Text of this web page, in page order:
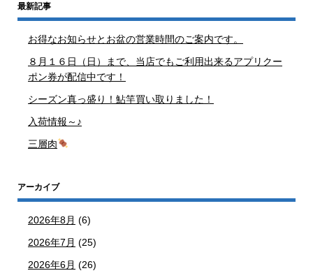
最新記事
お得なお知らせとお盆の営業時間のご案内です。
８月１６日（日）まで、当店でもご利用出来るアプリクー
ポン券が配信中です！
シーズン真っ盛り！鮎竿買い取りました！
入荷情報～♪
三層肉
アーカイブ
2026年8月 (6)
2026年7月 (25)
2026年6月 (26)